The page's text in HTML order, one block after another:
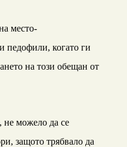
место-
педофили, когато ги
на този обещан от
не можело да се
защото трябвало да